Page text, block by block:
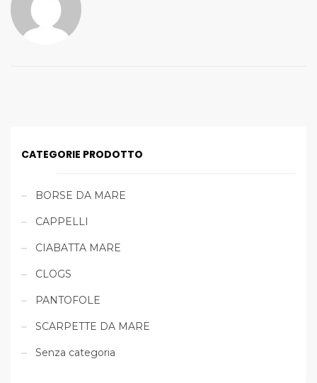
CATEGORIE PRODOTTO
BORSE DA MARE
CAPPELLI
CIABATTA MARE
CLOGS
PANTOFOLE
SCARPETTE DA MARE
Senza categoria